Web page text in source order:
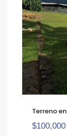
Terreno
$100,000